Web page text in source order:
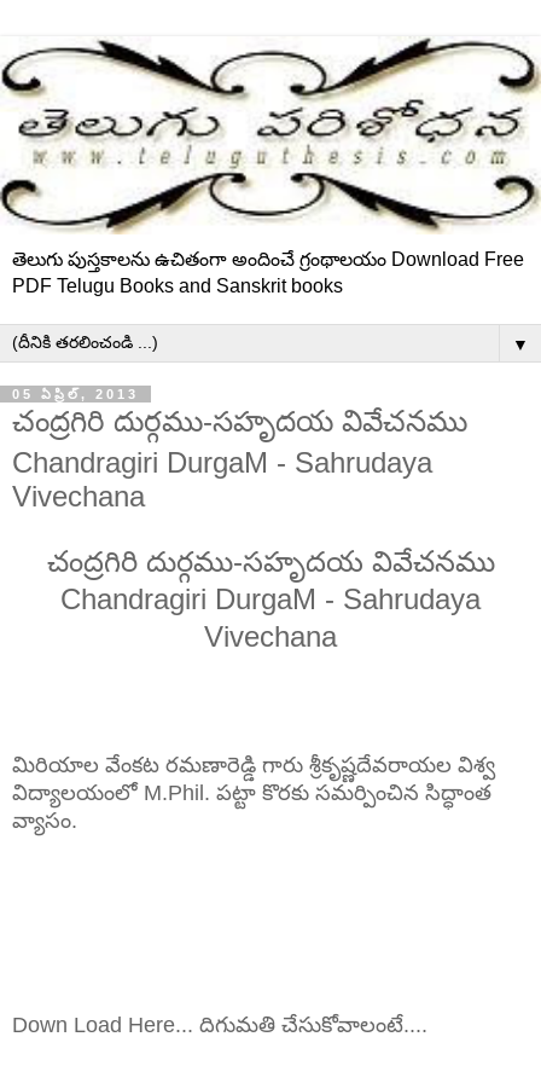
తెలుగు పుస్తకాలను ఉచితంగా అందించే గ్రంథాలయం Download Free
PDF Telugu Books and Sanskrit books
▼
05 ఏప్రిల్, 2013
చంద్రగిరి దుర్గము-సహృదయ వివేచనము
Chandragiri DurgaM - Sahrudaya
Vivechana
చంద్రగిరి దుర్గము-సహృదయ వివేచనము
Chandragiri DurgaM - Sahrudaya
Vivechana
మిరియాల వేంకట రమణారెడ్డి గారు శ్రీకృష్ణదేవరాయల విశ్వ
విద్యాలయంలో M.Phil. పట్టా కొరకు సమర్పించిన సిద్ధాంత
వ్యాసం.
Down Load Here... దిగుమతి చేసుకోవాలంటే....